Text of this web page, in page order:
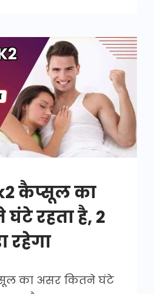
कैप्सूल का
रहता है, 2
रहेगा
का असर कितने घंटे